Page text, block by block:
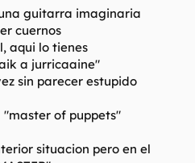
guitarra imaginaria
cuernos
aqui lo tienes
a jurricaaine"
sin parecer estupido
"master of puppets"
situacion pero en el